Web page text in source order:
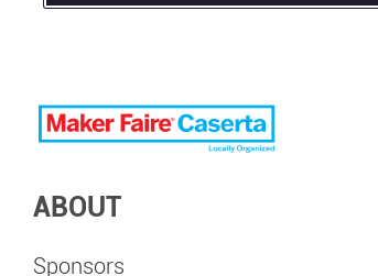
ABOUT
Sponsors